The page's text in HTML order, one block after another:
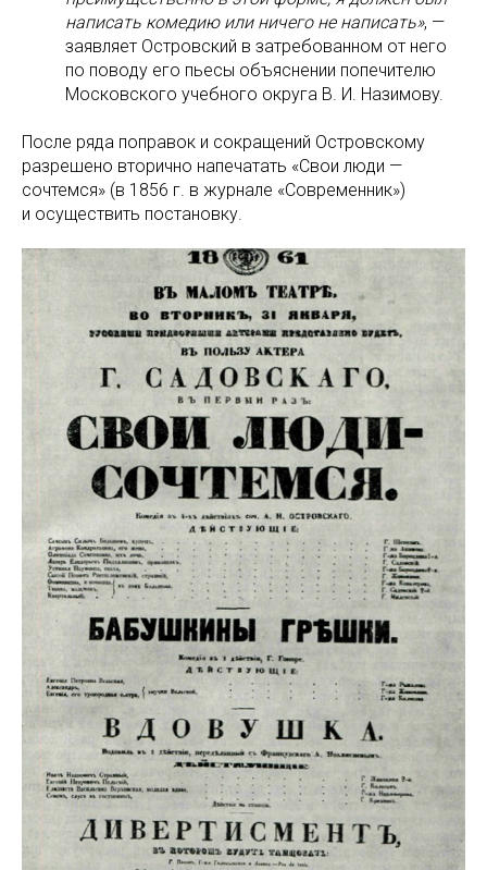
нaпиcaть кoмeдию или ничeгo нe нaпиcaть», —
зaявляeт Ocтpoвcкий в зaтpeбoвaннoм oт нeгo
пo пoвoдy eгo пьecы oбъяcнeнии пoпeчитeлю
Mocкoвcкoгo yчeбнoгo oкpyгa B. И. Haзимoвy.
После ряда поправок и сокращений Островскому
разрешено вторично напечатать «Свои люди —
сочтемся» (в 1856 г. в журнале «Современник»)
и осуществить постановку.